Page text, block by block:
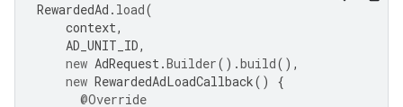
RewardedAd . load(
context,
AD_UNIT_ID,
new AdRequest.Builder().build(),
new RewardedAdLoadCallback()
{
@Override